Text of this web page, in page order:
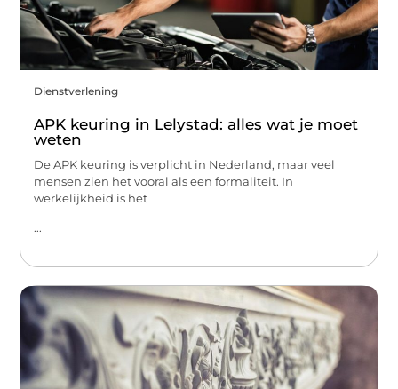
Dienstverlening
APK keuring in Lelystad: alles wat je moet
weten
De APK keuring is verplicht in Nederland, maar veel
mensen zien het vooral als een formaliteit. In
werkelijkheid is het
...